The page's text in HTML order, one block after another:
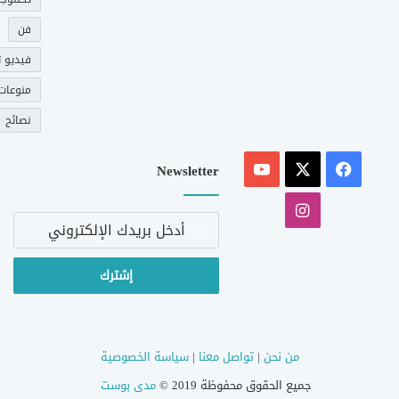
فن
فيديو
نصائح
فيسبوك
‫YouTube
انستقرام
Newsletter
أدخل
الإلكتروني
من نحن |تواصل معنا |سياسة الخصوصية
جميع الحقوق محفوظة 2019 ©
مدى بوست